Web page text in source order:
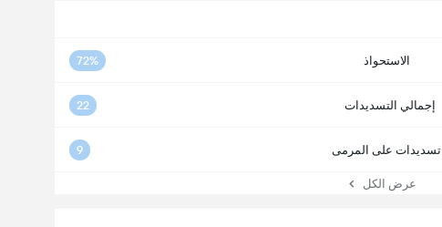
الاستحواذ 72%
إجمالي التسديدات 22
تسديدات على المرمى 9
عرض الكل